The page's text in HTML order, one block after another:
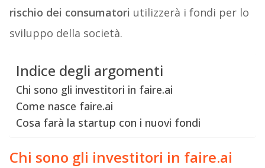
rischio dei consumatori utilizzerà i fondi per lo
sviluppo della società.
Indice degli argomenti
Chi sono gli investitori in faire.ai
Come nasce faire.ai
Cosa farà la startup con i nuovi fondi
Chi sono gli investitori in faire.ai